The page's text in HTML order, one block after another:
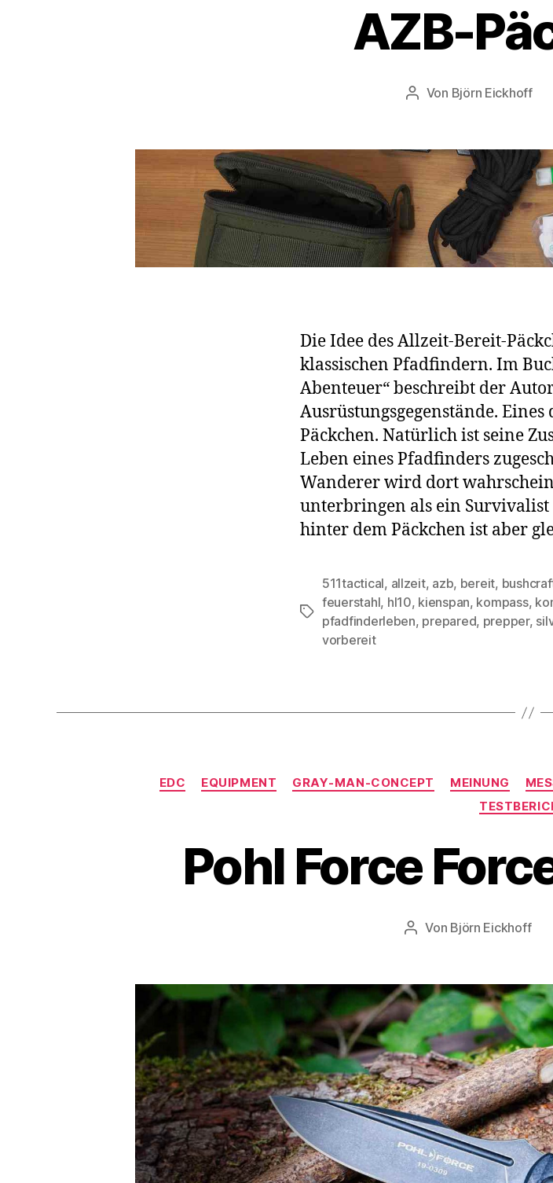
AZB-
Beitragsautor
Von Björn Eickhoff
Die Idee des Allzeit-Bereit-
klassischen Pfadfindern. Im
Abenteuer“ beschreibt der
Ausrüstungsgegenstände. Eines
Päckchen. Natürlich ist seine
Leben eines Pfadfinders
Wanderer wird dort
unterbringen als ein Survivalist
hinter dem Päckchen ist aber
Schlagwörter
511tactical, allzeit, azb, bereit,
feuerstahl, hl10, kienspan, kompass,
pfadfinderleben, prepared, prepper,
vorbereit
EDC EQUIPMENT GRAY-MAN-CONCEPT MEINUNG
Pohl Force
Beitragsautor
Von Björn Eickhoff